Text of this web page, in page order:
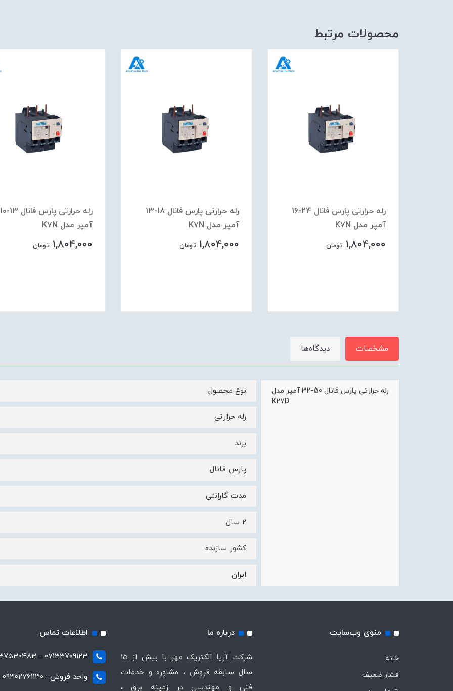
محصولات مرتبط
رله حرارتی پارس فانال 24-16
آمپر مدل K7N
1,804,000 تومان
رله حرارتی پارس فانال 18-13
آمپر مدل K7N
1,804,000 تومان
رله حرارتی پارس فانال 13-10
آمپر مدل K7N
1,804,000 تومان
مشخصات دیدگاه‌ها
رله حرارتی پارس فانال 50-32 آمپر مدل
K27D
نوع محصول
رله حرارتی
برند
پارس فانال
مدت گارانتی
۲ سال
کشور سازنده
ایران
منوی وب‌سایت
خانه
فشار ضعیف
درباره ما
شرکت آریا الکتریک مهر با بیش از 15
سال سابقه فروش ، مشاوره و خدمات
فنی و مهندسی در زمینه برق ،
اطلاعات تماس
07133709123 - 07137530483
واحد فروش : 09302761130